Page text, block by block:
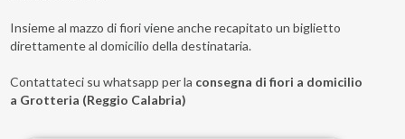
Insieme al mazzo di fiori viene anche recapitato un biglietto
direttamente al domicilio della destinataria.
Contattateci su whatsapp per la consegna di fiori a domicilio
a Grotteria (Reggio Calabria)